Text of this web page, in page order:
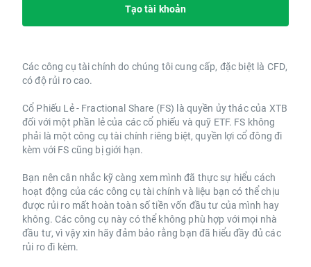
Tạo tài khoản
Các công cụ tài chính do chúng tôi cung cấp, đặc biệt là CFD,
có độ rủi ro cao.
Cổ Phiếu Lẻ - Fractional Share (FS) là quyền ủy thác của XTB
đối với một phần lẻ của các cổ phiếu và quỹ ETF. FS không
phải là một công cụ tài chính riêng biệt, quyền lợi cổ đông đi
kèm với FS cũng bị giới hạn.
Bạn nên cân nhắc kỹ càng xem mình đã thực sự hiểu cách
hoạt động của các công cụ tài chính và liệu bạn có thể chịu
được rủi ro mất hoàn toàn số tiền vốn đầu tư của mình hay
không. Các công cụ này có thể không phù hợp với mọi nhà
đầu tư, vì vậy xin hãy đảm bảo rằng bạn đã hiểu đầy đủ các
rủi ro đi kèm.